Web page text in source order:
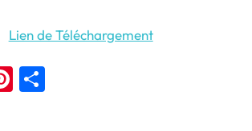
Lien de Téléchargement
Pinterest